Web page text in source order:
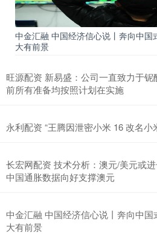
中金汇融 中国经济信心说丨奔向中国
大有前景
旺源配资 新易盛：公司一直致力于铌
前所有准备均按照计划在实施
永利配资 “王腾因泄密小米 16 改名小
长宏网配资 技术分析：澳元/美元或
中国通胀数据向好支撑澳元
中金汇融 中国经济信心说丨奔向中国
大有前景